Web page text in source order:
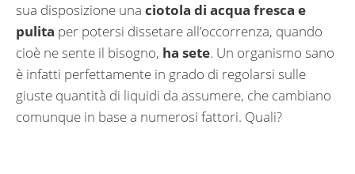
sua disposizione una ciotola di acqua fresca e
pulita per potersi dissetare all’occorrenza, quando
cioè ne sente il bisogno, ha sete. Un organismo sano
è infatti perfettamente in grado di regolarsi sulle
giuste quantità di liquidi da assumere, che cambiano
comunque in base a numerosi fattori. Quali?